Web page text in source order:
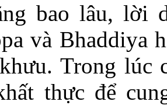
bao lâu, lời
và Bhaddiya
Trong lúc
thực để